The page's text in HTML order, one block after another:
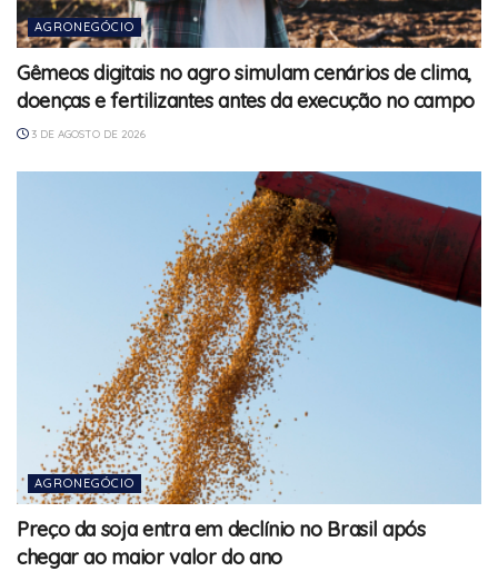
AGRONEGÓCIO
Gêmeos digitais no agro simulam cenários de clima,
doenças e fertilizantes antes da execução no campo
3 DE AGOSTO DE 2026
AGRONEGÓCIO
Preço da soja entra em declínio no Brasil após
chegar ao maior valor do ano